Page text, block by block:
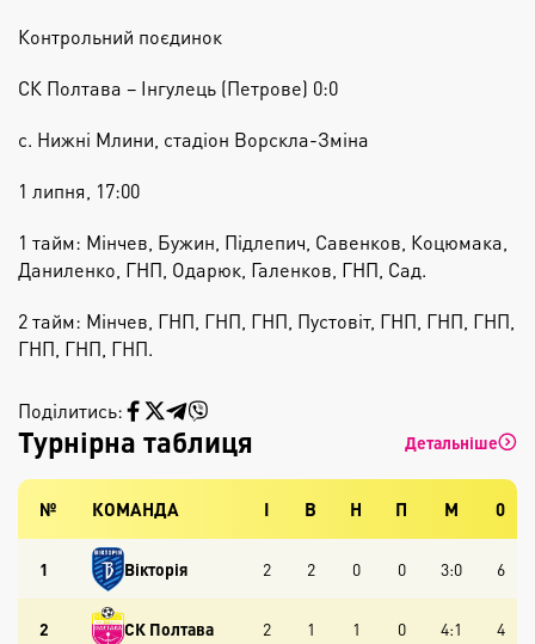
Контрольний поєдинок
СК Полтава – Інгулець (Петрове) 0:0
с. Нижні Млини, стадіон Ворскла-Зміна
1 липня, 17:00
1 тайм: Мінчев, Бужин, Підлепич, Савенков, Коцюмака,
Даниленко, ГНП, Одарюк, Галенков, ГНП, Сад.
2 тайм: Мінчев, ГНП, ГНП, ГНП, Пустовіт, ГНП, ГНП, ГНП,
ГНП, ГНП, ГНП.
Поділитись:
Турнірна таблиця Детальніше
№ КОМАНДА І В Н П М 0
1 Вікторія 2 2 0 0 3:0 6
2 СК Полтава 2 1 1 0 4:1 4